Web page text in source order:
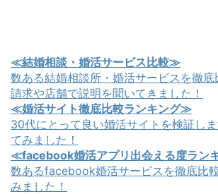
≪結婚相談・婚活サービス比較≫
数ある結婚相談所・婚活サービスを徹
請求や店舗で説明を聞いてきました！
≪婚活サイト徹底比較ランキング≫
30代にとって良い婚活サイトを検証し
てみました！
≪facebook婚活アプリ出会える度ラン
数あるfacebook婚活サービスを徹底比
みました！